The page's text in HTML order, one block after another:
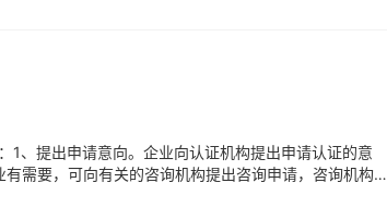
1、提出申请意向。企业向认证机构提出申请认证的意
需要，可向有关的咨询机构提出咨询申请，咨询机构会